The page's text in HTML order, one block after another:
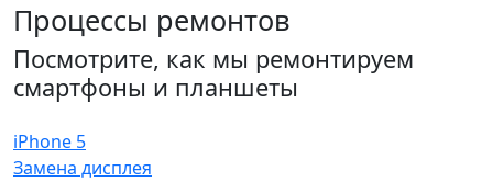
Процессы ремонтов
Посмотрите, как мы ремонтируем
смартфоны и планшеты
iPhone 5
Замена дисплея